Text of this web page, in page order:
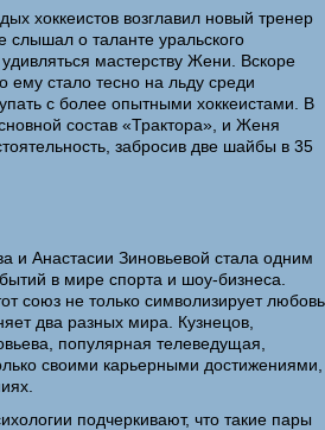
хоккеистов возглавил новый тренер
о таланте уральского
мастерству Жени. Вскоре
ему стало тесно на льду среди
с более опытными хоккеистами. В
состав «Трактора», и Женя
забросив две шайбы в 35
и Анастасии Зиновьевой стала одним
в мире спорта и шоу-бизнеса.
союз не только символизирует любовь
два разных мира. Кузнецов,
популярная телеведущая,
своими карьерными достижениями,
подчеркивают, что такие пары